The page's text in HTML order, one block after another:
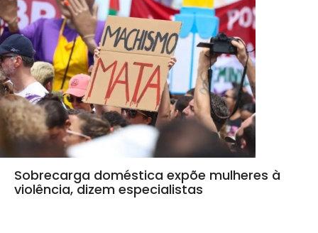
Sobrecarga doméstica expõe mulheres à
violência, dizem especialistas